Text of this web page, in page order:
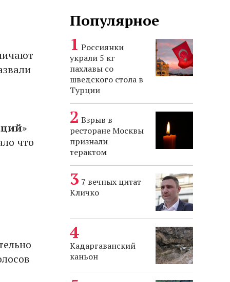
»
что
Популярное
Россиянки
украли 5 кг
пахлавы со
шведского стола в
Турции
Взрыв в
ресторане Москвы
признали
терактом
7 вечных цитат
Кличко
Кадаргаванский
каньон